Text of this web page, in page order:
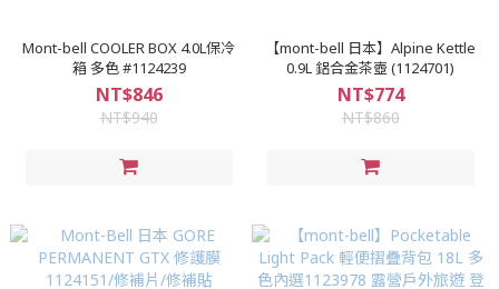
Mont-bell COOLER BOX 4.0L保冷
箱 多色 #1124239
NT$846
NT$940
【mont-bell 日本】Alpine Kettle
0.9L 鋁合金茶壺 (1124701)
NT$774
NT$860